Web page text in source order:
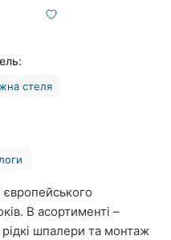
стеля
В асортименті –
шпалери та монтаж